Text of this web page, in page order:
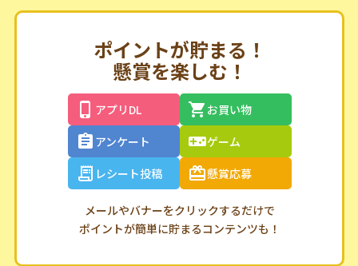
ポイントが貯まる！
懸賞を楽しむ！
アプリDL
お買い物
アンケート
ゲーム
レシート投稿
懸賞応募
メールやバナーをクリックするだけで
ポイントが簡単に貯まるコンテンツも！